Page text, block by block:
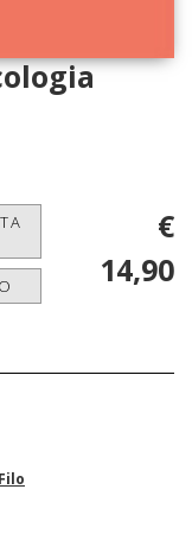
€
14,90